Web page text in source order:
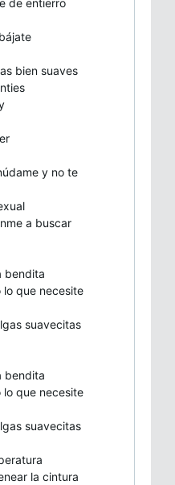
de entierro
bien suaves
y no te
a buscar
bendita
que necesite
suavecitas
bendita
que necesite
suavecitas
la cintura